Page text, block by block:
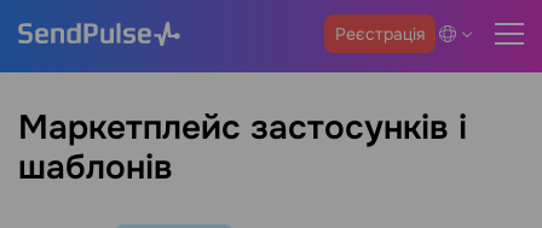
Реєстрація
Маркетплейс застосунків і
шаблонів